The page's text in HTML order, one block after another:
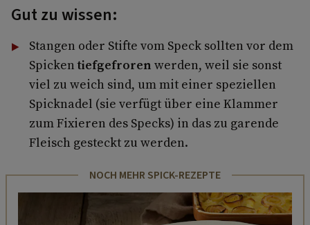
Gut zu wissen:
Stangen oder Stifte vom Speck sollten vor dem
Spickentiefgefroren werden, weil sie sonst
viel zu weich sind, um mit einer speziellen
Spicknadel (sie verfügt über eine Klammer
zum Fixieren des Specks) in das zu garende
Fleisch gesteckt zu werden.
NOCH MEHR SPICK-REZEPTE